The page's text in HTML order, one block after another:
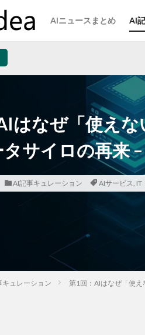
AIニュースまとめ AI
はなぜ「使え
サイロの再来
AI記事キュレーション AIサービス, IT
キュレーション 第1回：AIはなぜ「使え